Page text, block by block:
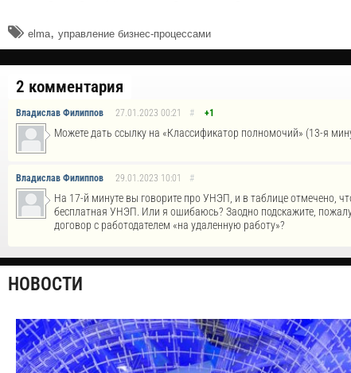
​elma, управление бизнес-процессами
2 комментария
Владислав Филиппов 27.01.2023 00:21 # +1
Можете дать ссылку на «Классификатор полномочий» (13-я
Владислав Филиппов 29.01.2023 10:01 #
На 17-й минуте вы говорите про УНЭП, и в таблице отмечено,
бесплатная УНЭП. Или я ошибаюсь? Заодно подскажите,
договор с работодателем «на удаленную работу»?
НОВОСТИ